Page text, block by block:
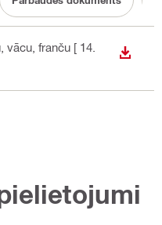
vācu, franču [ 14.